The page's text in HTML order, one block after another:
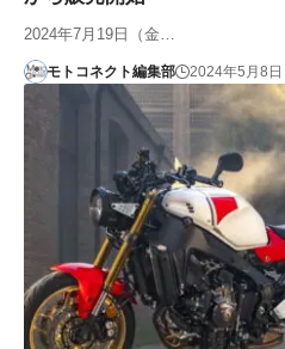
2024年7月19日（金…
モトコネクト編集部 2024年5月8日